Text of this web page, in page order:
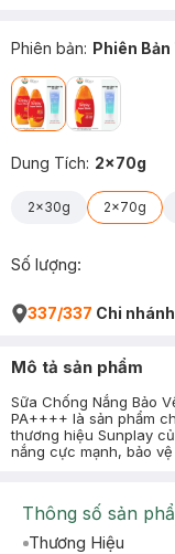
Phiên bản: Phiên
Dung Tích: 2x70g
2x30g 2x70g
Số lượng:
337/337 Chi nhánh
Mô tả sản phẩm
Sữa Chống Nắng Bảo
PA++++ là sản phẩm
thương hiệu Sunplay
nắng cực mạnh, bảo
Thông số sản
Thương Hiệu